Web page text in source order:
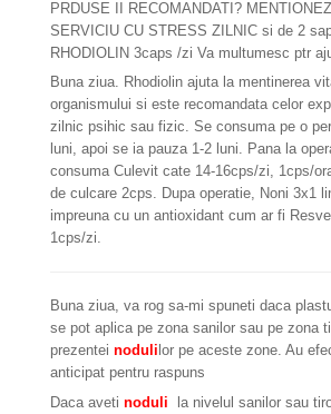
PRDUSE II RECOMANDATI?
SERVICIU CU STRESS ZILNIC si de 2
RHODIOLIN 3caps /zi Va multumesc ptr
Buna ziua. Rhodiolin ajuta la mentinerea
organismului si este recomandata celor
zilnic psihic sau fizic. Se consuma pe o
luni, apoi se ia pauza 1-2 luni. Pana la
consuma Culevit cate 14-16cps/zi, 1cps/
de culcare 2cps. Dupa operatie, Noni 3x1
impreuna cu un antioxidant cum ar fi
1cps/zi.
Buna ziua, va rog sa-mi spuneti daca
se pot aplica pe zona sanilor sau pe zona
prezentei noduli lor pe aceste zone. Au
anticipat pentru raspuns
Daca aveti noduli
la nivelul sanilor sau